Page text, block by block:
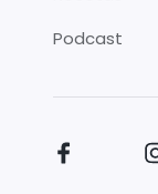
Podcast